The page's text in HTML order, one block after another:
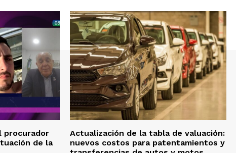
procurador
de la
Actualización de la tabla de valuación:
nuevos costos para patentamientos y